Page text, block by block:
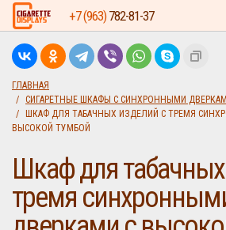
+7 (963)782-81-37
ГЛАВНАЯ
СИГАРЕТНЫЕ ШКАФЫ С СИНХРОННЫМИ
ШКАФ ДЛЯ ТАБАЧНЫХ ИЗДЕЛИЙ С ТРЕМЯ
ВЫСОКОЙ ТУМБОЙ
Шкаф для
тремя